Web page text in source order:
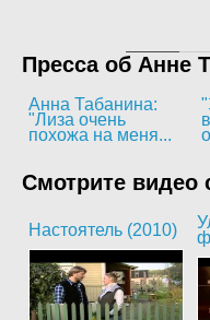
Пресса об Анне
Анна Табанина:
"Лиза очень
похожа на меня...
Смотрите видео
Настоятель (2010)